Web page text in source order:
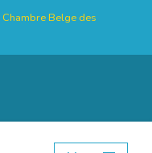
Chambre Belge des